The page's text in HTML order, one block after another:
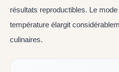
résultats reproductibles. Le
température élargit
culinaires.